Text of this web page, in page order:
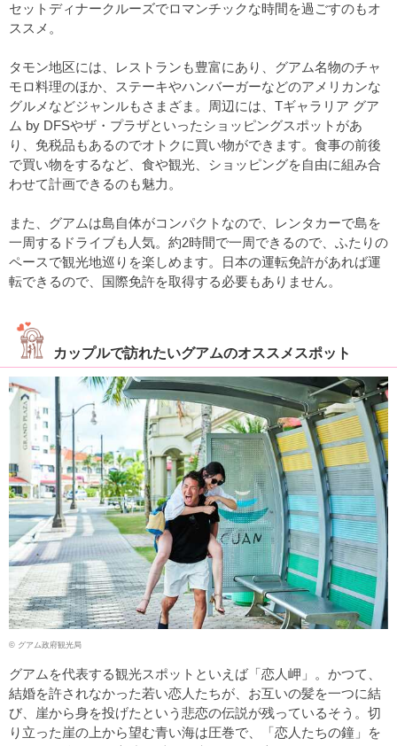
セットディナークルーズでロマンチックな時間を過ごすのもオ
ススメ。
タモン地区には、レストランも豊富にあり、グアム名物のチャ
モロ料理のほか、ステーキやハンバーガーなどのアメリカンな
グルメなどジャンルもさまざま。周辺には、Tギャラリア グア
ム by DFSやザ・プラザといったショッピングスポットがあ
り、免税品もあるのでオトクに買い物ができます。食事の前後
で買い物をするなど、食や観光、ショッピングを自由に組み合
わせて計画できるのも魅力。
また、グアムは島自体がコンパクトなので、レンタカーで島を
一周するドライブも人気。約2時間で一周できるので、ふたりの
ペースで観光地巡りを楽しめます。日本の運転免許があれば運
転できるので、国際免許を取得する必要もありません。
カップルで訪れたいグアムのオススメスポット
© グアム政府観光局
グアムを代表する観光スポットといえば「恋人岬」。かつて、
結婚を許されなかった若い恋人たちが、お互いの髪を一つに結
び、崖から身を投げたという悲恋の伝説が残っているそう。切
り立った崖の上から望む青い海は圧巻で、「恋人たちの鐘」を